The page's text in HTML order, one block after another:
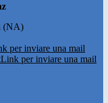
(NA)
per inviare una mail
Link per inviare una mail